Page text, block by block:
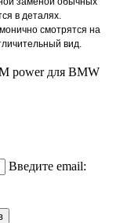
в деталях.
смотрятся на
вид.
power для BMW
Введите email: